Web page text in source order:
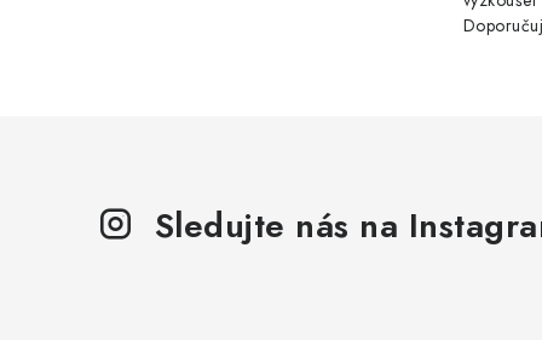
Sledujte nás na